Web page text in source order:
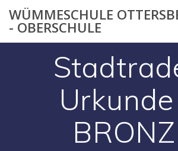
Inhalt
WÜMMESCHULE
- OBERSCHULE